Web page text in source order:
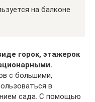
на балконе
горок, этажерок
с большими,
в
сада. С помощью